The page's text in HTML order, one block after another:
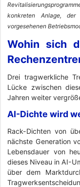
konkreten Anlage, der
vorgesehenen
Wohin sich
Drei tragwerkliche
Lücke zwischen
Jahren weiter
AI-Dichte wird
Rack-Dichten von
nächste Generation
Lebensdauer von
dieses Niveau in AI-
über dem